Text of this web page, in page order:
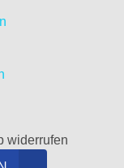
widerrufen